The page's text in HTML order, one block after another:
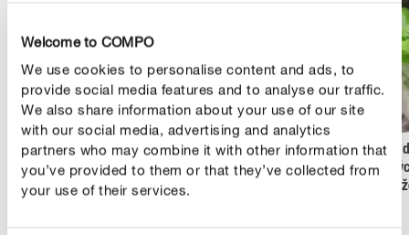
Welcome to COMPO
We use cookies to personalise content and ads, to
provide social media features and to analyse our traffic.
We also share information about your use of our site
with our social media, advertising and analytics
partners who may combine it with other information that
you’ve provided to them or that they’ve collected from
your use of their services.
Pěstování ovoce a
zeleniny na balkoně
Láska mezi bylinkami -
které se k sobě hodí?
Aby